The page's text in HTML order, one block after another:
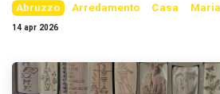
Abruzzo Arredamento Casa
14 apr 2026